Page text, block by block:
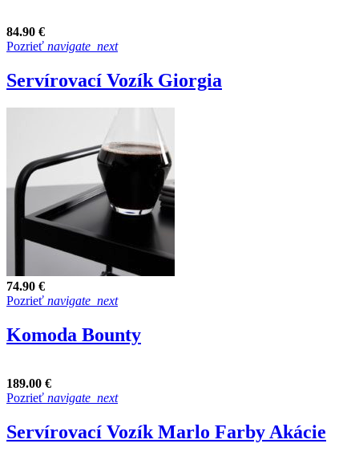
84.90 €
Pozrieť navigate_next
Servírovací Vozík Giorgia
74.90 €
Pozrieť navigate_next
Komoda Bounty
189.00 €
Pozrieť navigate_next
Servírovací Vozík Marlo Farby Akácie